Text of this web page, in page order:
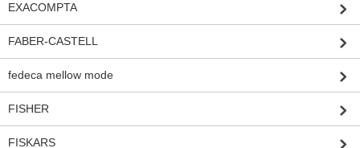
EXACOMPTA
FABER-CASTELL
fedeca mellow mode
FISHER
FISKARS